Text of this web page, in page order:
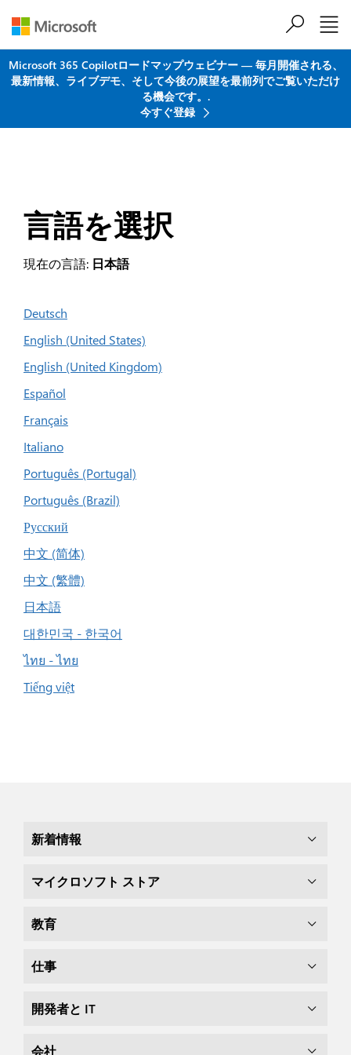
Microsoft 365 Copilotロードマップウェビナー ― 毎月開催される、
最新情報、ライブデモ、そして今後の展望を最前列でご覧いただけ
る機会です。.
今すぐ登録
言語を選択
現在の言語: 日本語
Deutsch
English (United States)
English (United Kingdom)
Español
Français
Italiano
Português (Portugal)
Português (Brazil)
Русский
中文 (简体)
中文 (繁體)
日本語
대한민국 - 한국어
ไทย - ไทย
Tiếng việt
新着情報
マイクロソフト ストア
教育
仕事
開発者と IT
会社